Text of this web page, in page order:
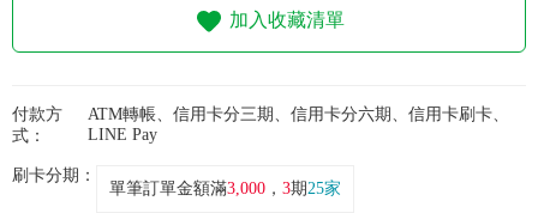
加入收藏清單
付款方
式：
ATM轉帳、信用卡分三期、信用卡分六期、信用卡刷卡、
LINE Pay
刷卡分期：
單筆訂單金額滿3,000 ， 3期25家